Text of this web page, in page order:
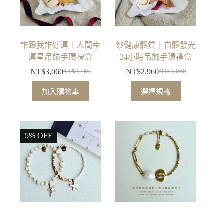
可
在
品
頁
面
擇
選
誰跟我誰好運｜人間幸
運星吊飾手環禮盒
NT$3,160
始
價
NT$3,160。
NT$3,060
前
價
NT$3,060。
加入購物車
鈔健康體質｜自體發光
24小時吊飾手環禮盒
NT$3,060
始
價
NT$3,060。
NT$2,960
前
價
NT$2,960。
選擇規格
此
產
有
多
種
式。
可
在
5% OFF